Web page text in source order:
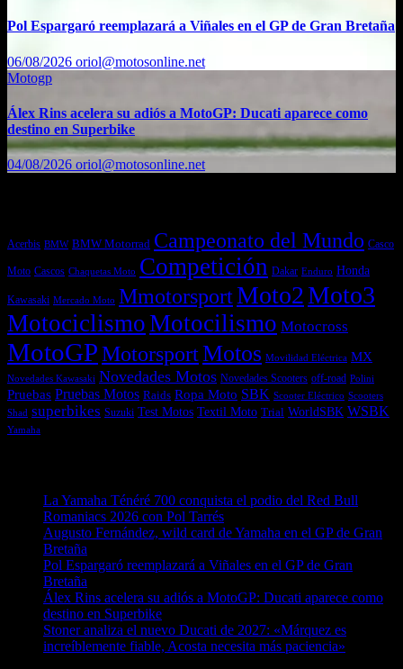
Pol Espargaró reemplazará a Viñales en el GP de Gran Bretaña
06/08/2026 oriol@motosonline.net
Motogp
Álex Rins acelera su adiós a MotoGP: Ducati aparece como
destino en Superbike
04/08/2026 oriol@motosonline.net
Acerbis BMW BMW Motorrad Campeonato del Mundo Casco
Moto Cascos Chaquetas Moto Competición Dakar Enduro Honda
Kawasaki Mercado Moto MmotorsportMoto2Moto3
MotociclismoMotocilismo Motocross
MotoGPMotorsportMotos Movilidad Eléctrica MX
Novedades Kawasaki Novedades Motos Novedades Scooters off-road Polini
Pruebas Pruebas Motos Raids Ropa Moto SBK Scooter Eléctrico Scooters
Shad superbikes Suzuki Test Motos Textil Moto Trial WorldSBK WSBK
Yamaha
La Yamaha Ténéré 700 conquista el podio del Red Bull
Romaniacs 2026 con Pol Tarrés
Augusto Fernández, wild card de Yamaha en el GP de Gran
Bretaña
Pol Espargaró reemplazará a Viñales en el GP de Gran
Bretaña
Álex Rins acelera su adiós a MotoGP: Ducati aparece como
destino en Superbike
Stoner analiza el nuevo Ducati de 2027: «Márquez es
increíblemente fiable, Acosta necesita más paciencia»